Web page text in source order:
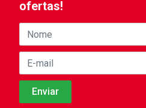
ofertas!